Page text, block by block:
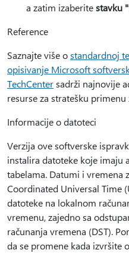
a zatim izaberitestavku
Reference
Saznajte više ostandardnoj
opisivanje Microsoft
TechCentersadrži najnovije
resurse za stratešku
Informacije o datoteci
Verzija ove softverske
instalira datoteke koje imaju
tabelama. Datumi i vremena
Coordinated Universal Time
datoteke na lokalnom
vremenu, zajedno sa
računanja vremena (DST).
da se promene kada izvršite